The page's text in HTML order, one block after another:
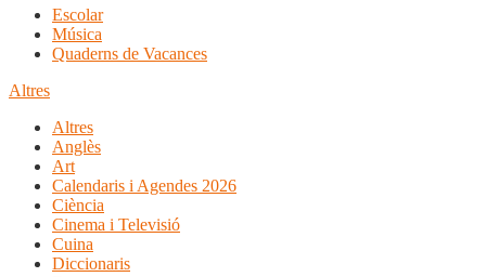
Escolar
Música
Quaderns de Vacances
Altres
Altres
Anglès
Art
Calendaris i Agendes 2026
Ciència
Cinema i Televisió
Cuina
Diccionaris